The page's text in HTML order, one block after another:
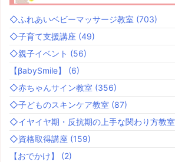
◇ふれあいベビーマッサージ教室 (703)
◇子育て支援講座 (49)
◇親子イベント (56)
【βabySmile】 (6)
◇赤ちゃんサイン教室 (356)
◇子どものスキンケア教室 (87)
◇イヤイヤ期・反抗期の上手な関わり方教室
◇資格取得講座 (159)
【おでかけ】 (2)